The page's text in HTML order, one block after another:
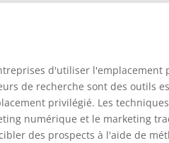
d'utiliser
de recherche sont des outils
privilégié. Les
numérique et le marketing
des prospects à l'aide de